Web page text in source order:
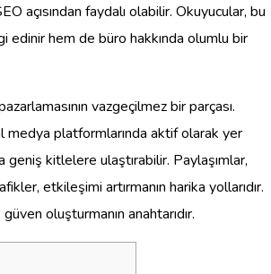
açısından faydalı olabilir. Okuyucular, bu
edinir hem de büro hakkında olumlu bir
vazgeçilmez bir parçası.
medya platformlarında aktif olarak yer
geniş kitlelere ulaştırabilir. Paylaşımlar,
etkileşimi artırmanın harika yollarıdır.
oluşturmanın anahtarıdır.